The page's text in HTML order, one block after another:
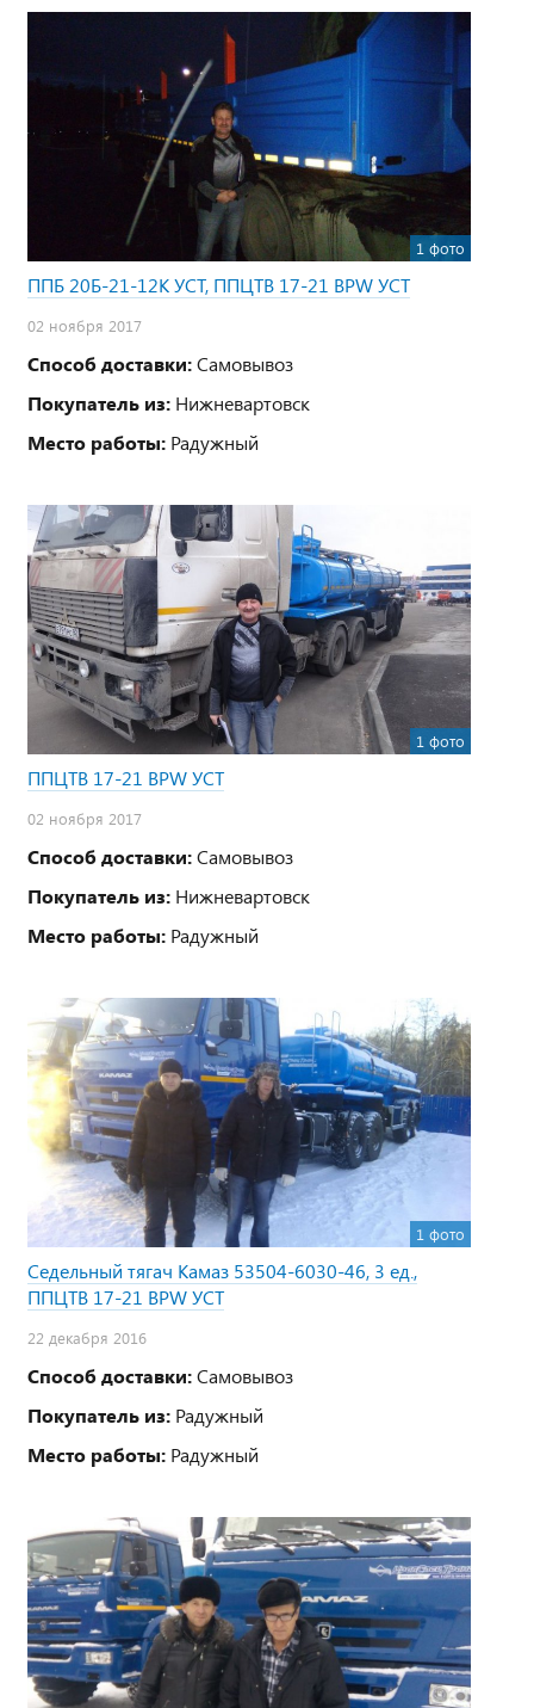
1 фото
ППБ 20Б-21-12К УСТ, ППЦТВ 17-21 BPW УСТ
02 ноября 2017
Способ доставки:Самовывоз
Покупатель из: Нижневартовск
Место работы: Радужный
1 фото
ППЦТВ 17-21 BPW УСТ
02 ноября 2017
Способ доставки:Самовывоз
Покупатель из: Нижневартовск
Место работы: Радужный
1 фото
Седельный тягач Камаз 53504-6030-46, 3 ед.,
ППЦТВ 17-21 BPW УСТ
22 декабря 2016
Способ доставки:Самовывоз
Покупатель из: Радужный
Место работы: Радужный